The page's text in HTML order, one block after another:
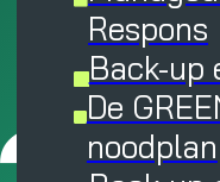
Respons
Back-up
De
noodplan